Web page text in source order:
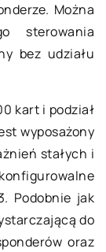
Można
sterowania
bez udziału
kart i podział
wyposażony
stałych i
Podobnie jak
do
oraz